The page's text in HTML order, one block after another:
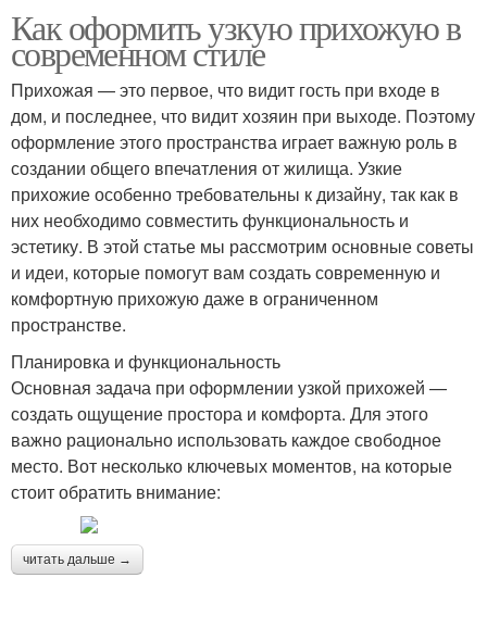
Как оформить узкую прихожую в
современном стиле
Прихожая — это первое, что видит гость при входе в
дом, и последнее, что видит хозяин при выходе. Поэтому
оформление этого пространства играет важную роль в
создании общего впечатления от жилища. Узкие
прихожие особенно требовательны к дизайну, так как в
них необходимо совместить функциональность и
эстетику. В этой статье мы рассмотрим основные советы
и идеи, которые помогут вам создать современную и
комфортную прихожую даже в ограниченном
пространстве.
Планировка и функциональность
Основная задача при оформлении узкой прихожей —
создать ощущение простора и комфорта. Для этого
важно рационально использовать каждое свободное
место. Вот несколько ключевых моментов, на которые
стоит обратить внимание:
читать дальше →